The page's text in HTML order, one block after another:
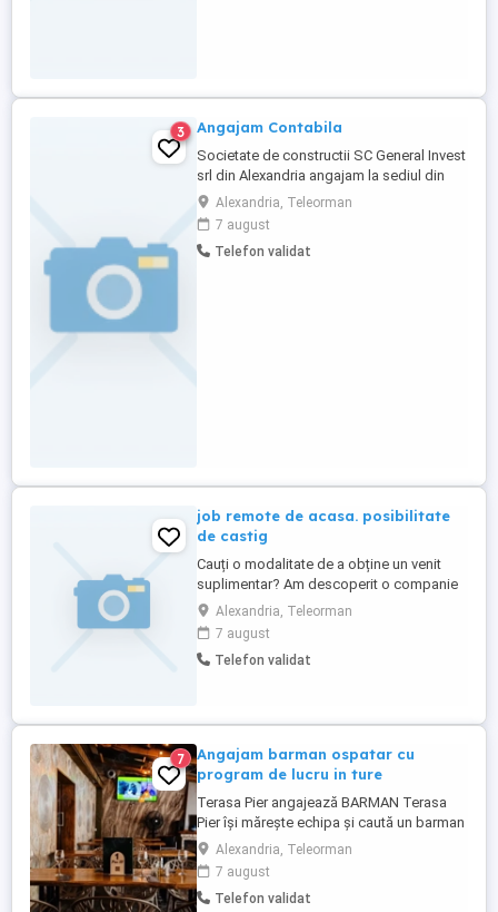
3 Angajam Contabila
Societate de constructii SC General Invest
srl din Alexandria angajam la sediul din
Alexandria CONTABILA cu experienta in
contabilitate minim 5 ani .Cautam
persoana responsabila ,cu experienta in
domeniu .Oferim seroizitate ,salariu
Alexandria, Teleorman
7 august
Telefon validat
job remote de acasa. posibilitate
de castig
Cauți o modalitate de a obține un venit
suplimentar? Am descoperit o companie
nouă, aflată în dezvoltare, care oferă
produse de îngrijire, frumusețe și pentru
casă, precum și posibilitatea unei
colaborări flexibile. Program flexibil. Nu
Alexandria, Teleorman
7 august
Telefon validat
7
Angajam barman ospatar cu
program de lucru in ture
Terasa Pier angajează BARMAN Terasa
Pier își mărește echipa și caută un barman
ospatar energic, responsabil și pasionat
de domeniul ospitalității. Cerințe:
Experiența în domeniu Seriozitate,
punctualitate și spirit de echipă Atitudine
Alexandria, Teleorman
7 august
Telefon validat